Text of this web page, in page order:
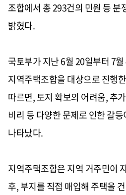
조합에서 총293건의 민원 등 분
밝혔다.
국토부가 지난6월20일부터7월
지역주택조합을 대상으로 진행
따르면,토지 확보의 어려움,추
비리 등 다양한 문제로 인한 갈
나타났다.
지역주택조합은 지역 거주민이
후,부지를 직접 매입해 주택을